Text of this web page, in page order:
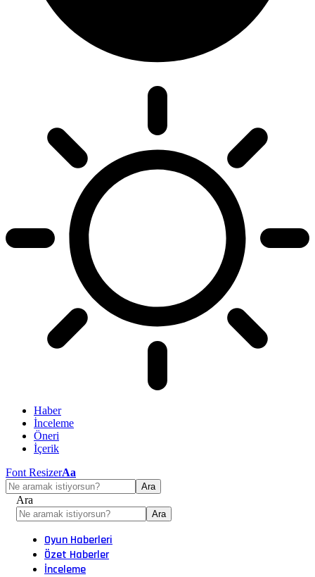
Haber
İnceleme
Öneri
İçerik
Font ResizerAa
Ara
Oyun Haberleri
Özet Haberler
İnceleme